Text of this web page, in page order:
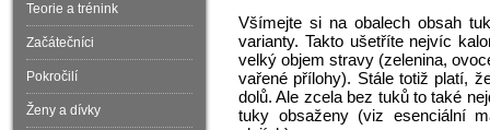
Všímejte si na obalech obsah
varianty. Takto ušetříte nejvíc
velký objem stravy (zelenina,
vařené přílohy). Stále totiž platí,
dolů. Ale zcela bez tuků to také
tuky obsaženy (viz esenciální
Teorie a trénink
Začátečníci
Pokročilí
Ženy a dívky